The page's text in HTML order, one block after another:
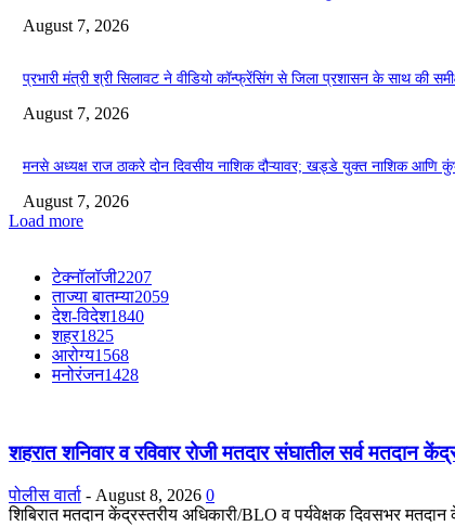
August 7, 2026
प्रभारी मंत्री श्री सिलावट ने वीडियो कॉन्फ्रेंसिंग से जिला प्रशासन के साथ की
August 7, 2026
मनसे अध्यक्ष राज ठाकरे दोन दिवसीय नाशिक दौऱ्यावर; खड्डे युक्त नाशिक आणि
August 7, 2026
Load more
टेक्नॉलॉजी2207
ताज्या बातम्या2059
देश-विदेश1840
शहर1825
आरोग्य1568
मनोरंजन1428
शहरात शनिवार व रविवार रोजी मतदार संघातील सर्व मतदान
पोलीस वार्ता - August 8, 2026 0
शिबिरात मतदान केंद्रस्तरीय अधिकारी/BLO व पर्यवेक्षक दिवसभर मतदान